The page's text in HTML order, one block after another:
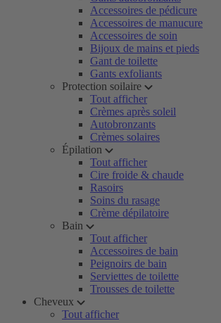
Accessoires de pédicure
Accessoires de manucure
Accessoires de soin
Bijoux de mains et pieds
Gant de toilette
Gants exfoliants
Protection soilaire
Tout afficher
Crèmes après soleil
Autobronzants
Crèmes solaires
Épilation
Tout afficher
Cire froide & chaude
Rasoirs
Soins du rasage
Crème dépilatoire
Bain
Tout afficher
Accessoires de bain
Peignoirs de bain
Serviettes de toilette
Trousses de toilette
Cheveux
Tout afficher